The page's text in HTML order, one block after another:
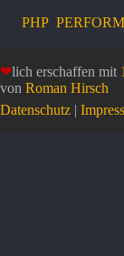
PHP
❤lich erschaffen mit
von Roman Hirsch
Datenschutz |